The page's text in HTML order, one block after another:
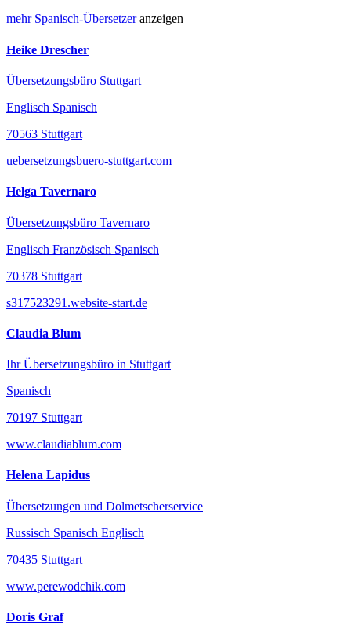
mehr Spanisch-Übersetzeranzeigen
Heike Drescher
Übersetzungsbüro Stuttgart
Englisch Spanisch
70563 Stuttgart
uebersetzungsbuero-stuttgart.com
Helga Tavernaro
Übersetzungsbüro Tavernaro
Englisch Französisch Spanisch
70378 Stuttgart
s317523291.website-start.de
Claudia Blum
Ihr Übersetzungsbüro in Stuttgart
Spanisch
70197 Stuttgart
www.claudiablum.com
Helena Lapidus
Übersetzungen und Dolmetscherservice
Russisch Spanisch Englisch
70435 Stuttgart
www.perewodchik.com
Doris Graf